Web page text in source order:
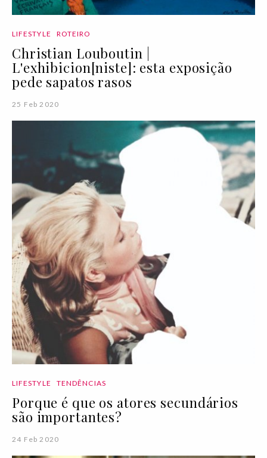
LIFESTYLE ROTEIRO
Christian Louboutin |
L'exhibicion[niste]: esta exposição
pede sapatos rasos
25 Feb 2020
LIFESTYLE TENDÊNCIAS
Porque é que os atores secundários
são importantes?
24 Feb 2020